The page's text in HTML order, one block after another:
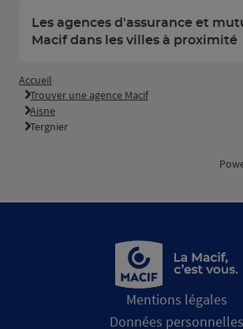
Les agences d'assurance et
Macif dans les villes à proximité
Accueil
Trouver une agence Macif
Aisne
Tergnier
Mentions légales
Données personnelles